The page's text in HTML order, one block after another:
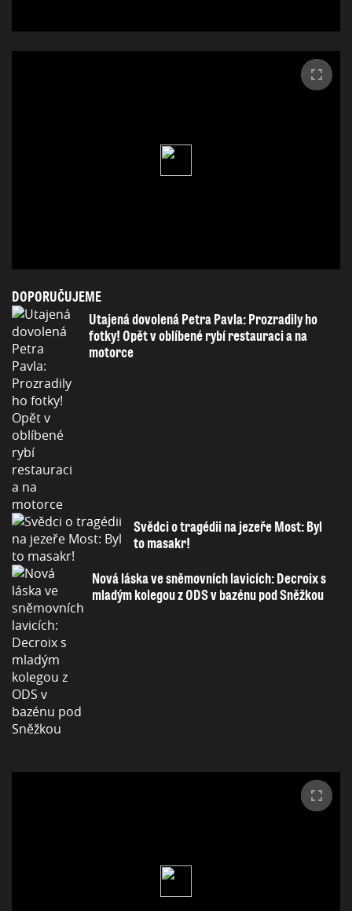
DOPORUČUJEME
Utajená dovolená Petra Pavla: Prozradily ho
fotky! Opět v oblíbené rybí restauraci a na
motorce
Svědci o tragédii na jezeře Most: Byl
to masakr!
Nová láska ve sněmovních lavicích: Decroix s
mladým kolegou z ODS v bazénu pod Sněžkou